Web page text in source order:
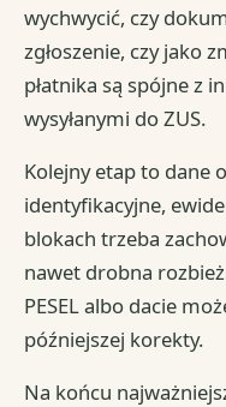
wychwycić, czy
zgłoszenie, czy jako
płatnika są spójne z
wysyłanymi do ZUS.
Kolejny etap to dane
identyfikacyjne,
blokach trzeba
nawet drobna
PESEL albo dacie
późniejszej korekty.
Na końcu